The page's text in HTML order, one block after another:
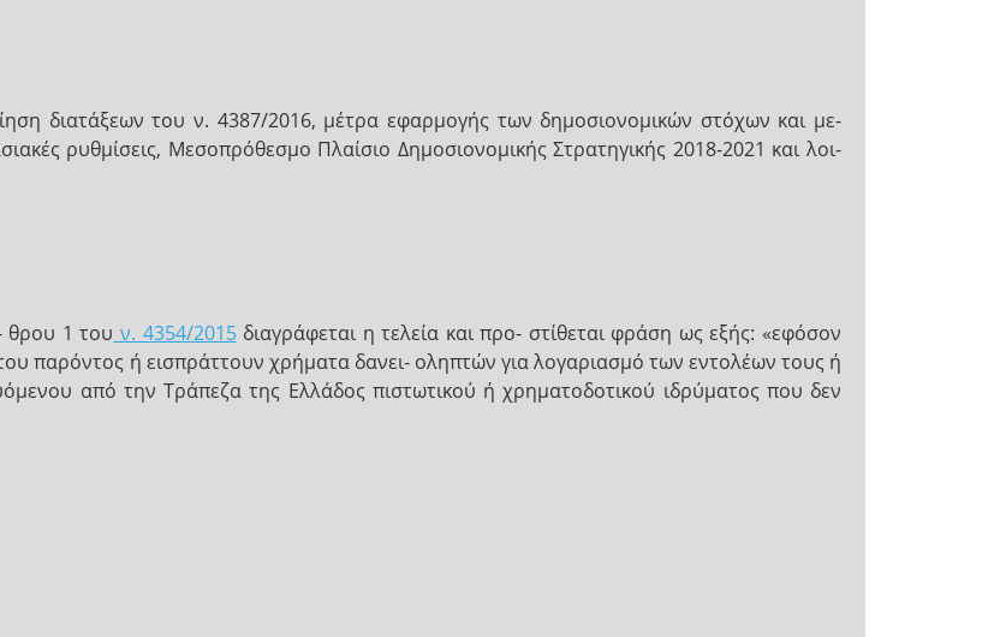
διατάξεων του ν. 4387/2016, μέτρα εφαρμογής των δημοσιονομικών στόχων και με-
ρυθμίσεις, Μεσοπρόθεσμο Πλαίσιο Δημοσιονομικής Στρατηγικής 2018-2021 και λοι-
θρου 1 του ν. 4354/2015διαγράφεται η τελεία και προ- στίθεται φράση ως εξής: «εφόσον
παρόντος ή εισπράττουν χρήματα δανει- οληπτών για λογαριασμό των εντολέων τους ή
από την Τράπεζα της Ελλάδος πιστωτικού ή χρηματοδοτικού ιδρύματος που δεν